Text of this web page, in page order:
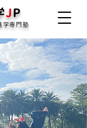
JP
学専門塾